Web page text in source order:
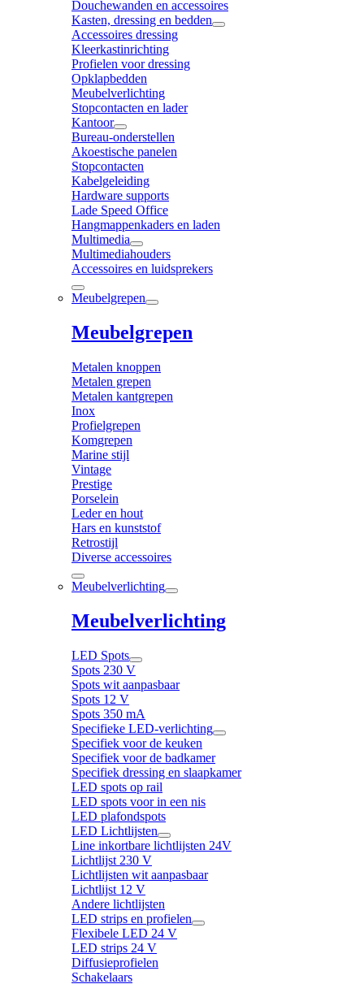
Douchewanden en accessoires
Kasten, dressing en bedden
Accessoires dressing
Kleerkastinrichting
Profielen voor dressing
Opklapbedden
Meubelverlichting
Stopcontacten en lader
Kantoor
Bureau-onderstellen
Akoestische panelen
Stopcontacten
Kabelgeleiding
Hardware supports
Lade Speed Office
Hangmappenkaders en laden
Multimedia
Multimediahouders
Accessoires en luidsprekers
Meubelgrepen
Meubelgrepen
Metalen knoppen
Metalen grepen
Metalen kantgrepen
Inox
Profielgrepen
Komgrepen
Marine stijl
Vintage
Prestige
Porselein
Leder en hout
Hars en kunststof
Retrostijl
Diverse accessoires
Meubelverlichting
Meubelverlichting
LED Spots
Spots 230 V
Spots wit aanpasbaar
Spots 12 V
Spots 350 mA
Specifieke LED-verlichting
Specifiek voor de keuken
Specifiek voor de badkamer
Specifiek dressing en slaapkamer
LED spots op rail
LED spots voor in een nis
LED plafondspots
LED Lichtlijsten
Line inkortbare lichtlijsten 24V
Lichtlijst 230 V
Lichtlijsten wit aanpasbaar
Lichtlijst 12 V
Andere lichtlijsten
LED strips en profielen
Flexibele LED 24 V
LED strips 24 V
Diffusieprofielen
Schakelaars